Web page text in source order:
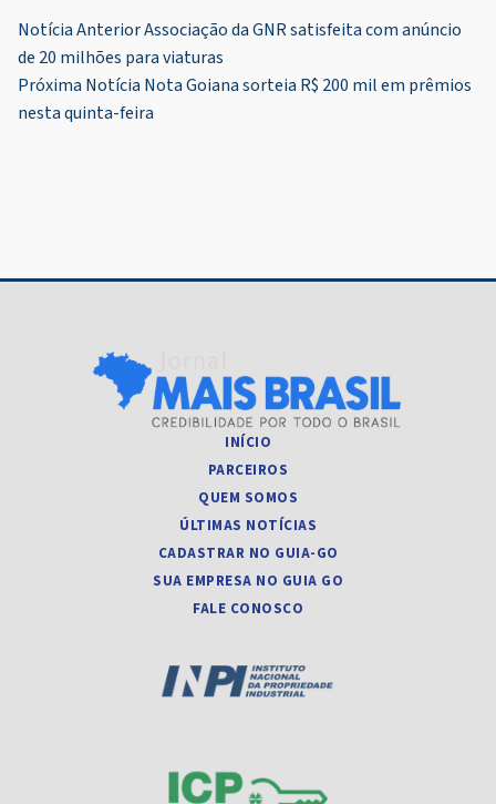
Navegação
de
Post
Notícia AnteriorAssociação da GNR satisfeita com anúncio
de 20 milhões para viaturas
Próxima Notícia Nota Goiana sorteia R$ 200 mil em prêmios
nesta quinta-feira
INÍCIO
PARCEIROS
QUEM SOMOS
ÚLTIMAS NOTÍCIAS
CADASTRAR NO GUIA-GO
SUA EMPRESA NO GUIA GO
FALE CONOSCO